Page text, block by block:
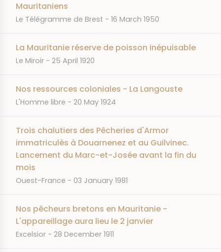
Mauritaniens
JOURNAL
Le Télégramme de Brest DATE
16 March 1950
La Mauritanie réserve de poisson inépuisable
JOURNAL
Le Miroir DATE
25 April 1920
Nos ressources coloniales - La Langouste
JOURNAL
L'Homme libre DATE
20 May 1924
Trois chalutiers des Pêcheries d'Armor
immatriculés à Douarnenez et au Guilvinec.
Lancement du Marc-et-Josée avant la fin du
mois
JOURNAL
Ouest-France DATE
03 January 1981
Nos pêcheurs bretons en Mauritanie -
L'appareillage aura lieu le 2 janvier
JOURNAL
Excelsior DATE
28 December 1911